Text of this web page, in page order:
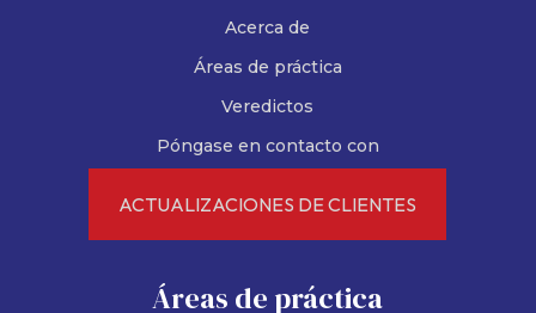
Acerca de
Áreas de práctica
Veredictos
Póngase en contacto con
ACTUALIZACIONES DE CLIENTES
Áreas de práctica